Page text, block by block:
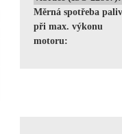
Měrná spotřeba
při max. výkonu
motoru: